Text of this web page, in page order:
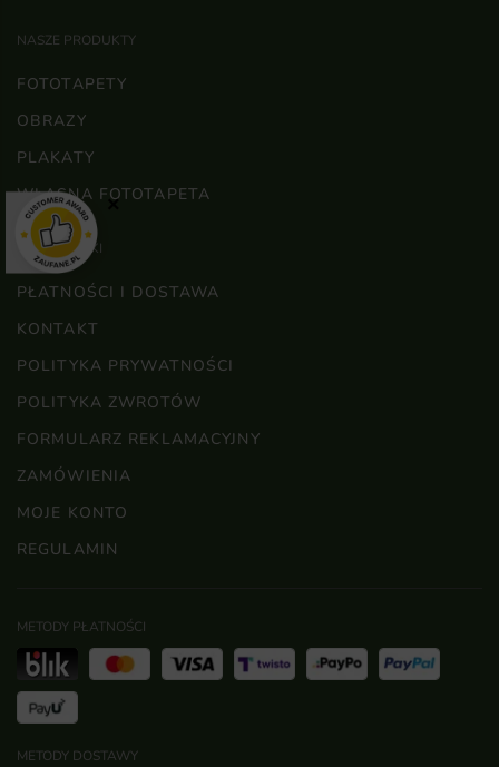
NASZE PRODUKTY
FOTOTAPETY
OBRAZY
PLAKATY
WŁASNA FOTOTAPETA
WAŻNE LINKI
PŁATNOŚCI I DOSTAWA
KONTAKT
POLITYKA PRYWATNOŚCI
POLITYKA ZWROTÓW
FORMULARZ REKLAMACYJNY
ZAMÓWIENIA
MOJE KONTO
REGULAMIN
METODY PŁATNOŚCI
METODY DOSTAWY
×